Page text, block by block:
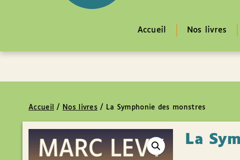
Accueil Nos livres
Accueil / Nos livres / La Symphonie des monstres
La